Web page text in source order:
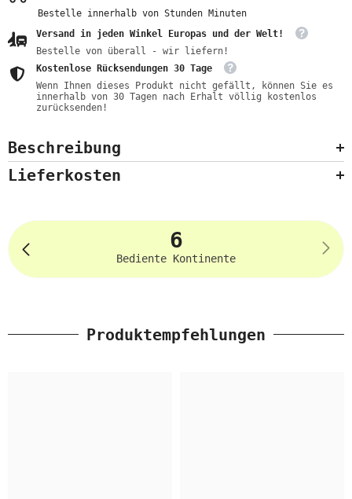
Bestelle innerhalb von Stunden Minuten
Versand in jeden Winkel Europas und der Welt!
Bestelle von überall - wir liefern!
Kostenlose Rücksendungen 30 Tage
Wenn Ihnen dieses Produkt nicht gefällt, können Sie es
innerhalb von 30 Tagen nach Erhalt völlig kostenlos
zurücksenden!
Beschreibung
Lieferkosten
6
Bediente Kontinente
Produktempfehlungen